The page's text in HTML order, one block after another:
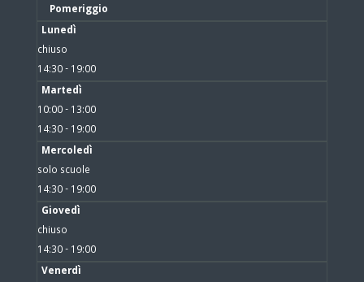
Pomeriggio
Lunedì
chiuso
14:30 - 19:00
Martedì
10:00 - 13:00
14:30 - 19:00
Mercoledì
solo scuole
14:30 - 19:00
Giovedì
chiuso
14:30 - 19:00
Venerdì